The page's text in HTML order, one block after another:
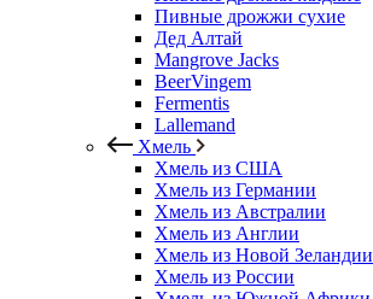
Пивные дрожжи сухие
Дед Алтай
Mangrove Jacks
BeerVingem
Fermentis
Lallemand
Хмель
Хмель из США
Хмель из Германии
Хмель из Австралии
Хмель из Англии
Хмель из Новой Зеландии
Хмель из России